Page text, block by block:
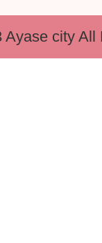
Ayase city